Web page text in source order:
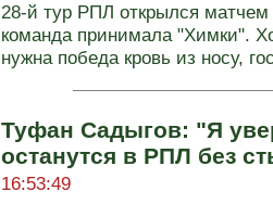
28-й тур РПЛ открылся
команда принимала "Химки".
нужна победа кровь из носу,
Туфан Садыгов: "Я
останутся в РПЛ без
16:53:49